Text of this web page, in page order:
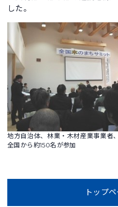
した。
地方自治体、林業・木材産業事業者
全国から約150名が参加
トップ